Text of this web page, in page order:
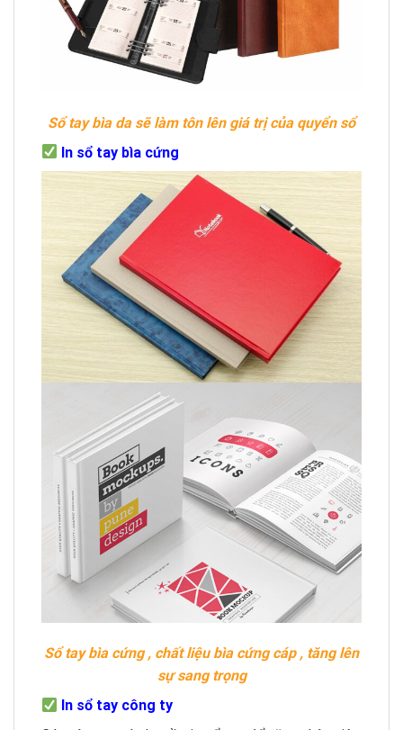
Sổ tay bìa da sẽ làm tôn lên giá trị của quyển sổ
In sổ tay bìa cứng
Sổ tay bìa cứng , chất liệu bìa cứng cáp , tăng lên
sự sang trọng
In sổ tay công ty